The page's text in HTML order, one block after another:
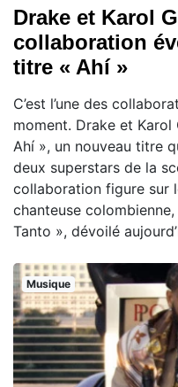
Drake et Karol
collaboration
titre « Ahí »
C’est l’une des
moment. Drake et Karol
Ahí », un nouveau titre
deux superstars de la
collaboration figure sur
chanteuse
Tanto », dévoilé
Musique